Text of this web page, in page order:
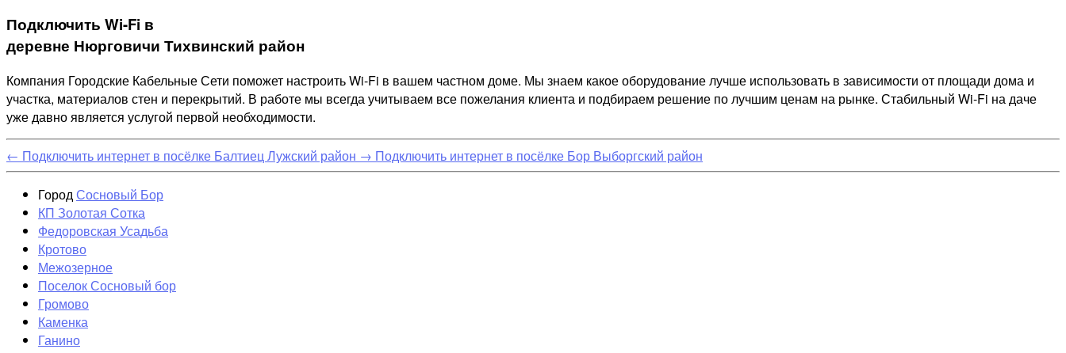
Подключить Wi-Fi в
деревне Нюрговичи Тихвинский район
Компания Городские Кабельные Сети поможет настроить Wi-Fi в вашем частном доме. Мы знаем какое оборудование лучше использовать в зависимости от площади дома и
участка, материалов стен и перекрытий. В работе мы всегда учитываем все пожелания клиента и подбираем решение по лучшим ценам на рынке. Стабильный Wi-Fi на даче
уже давно является услугой первой необходимости.
← Подключить интернет в посёлке Балтиец Лужский район → Подключить интернет в посёлке Бор Выборгский район
ГородСосновый Бор
КП Золотая Сотка
Федоровская Усадьба
Кротово
Межозерное
Поселок Сосновый бор
Громово
Каменка
Ганино